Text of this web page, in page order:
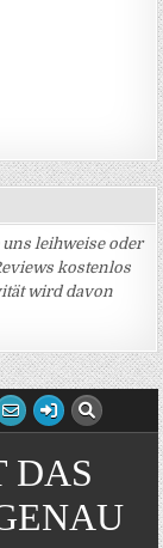
leihweise oder
kostenlos
wird davon
DAS